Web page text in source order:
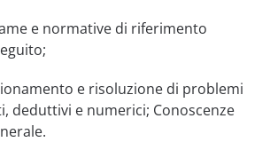
e normative di riferimento
e risoluzione di problemi
deduttivi e numerici; Conoscenze